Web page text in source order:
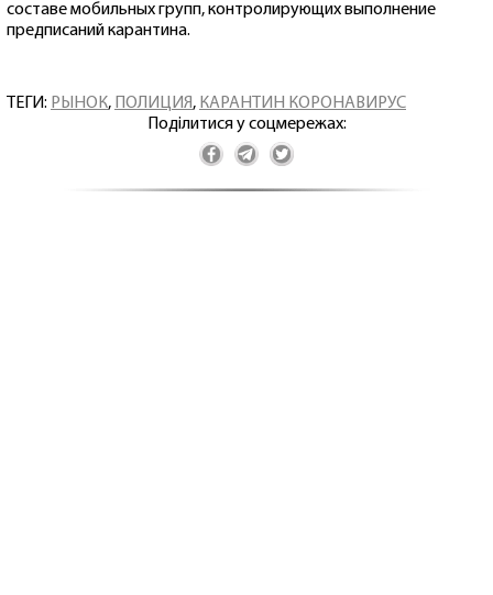
составе мобильных групп, контролирующих выполнение
предписаний карантина.
ТЕГИ: РЫНОК, ПОЛИЦИЯ, КАРАНТИН КОРОНАВИРУС
Поділитися у соцмережах: